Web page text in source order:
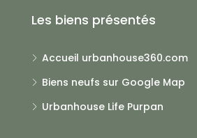
Les biens présentés
Accueil urbanhouse360.com
Biens neufs sur Google Map
Urbanhouse Life Purpan